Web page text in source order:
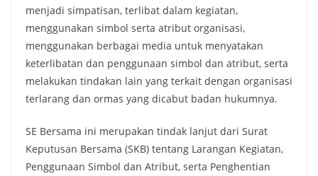
menjadi simpatisan, terlibat dalam kegiatan,
menggunakan simbol serta atribut organisasi,
menggunakan berbagai media untuk menyatakan
keterlibatan dan penggunaan simbol dan atribut, serta
melakukan tindakan lain yang terkait dengan organisasi
terlarang dan ormas yang dicabut badan hukumnya.
SE Bersama ini merupakan tindak lanjut dari Surat
Keputusan Bersama (SKB) tentang Larangan Kegiatan,
Penggunaan Simbol dan Atribut, serta Penghentian